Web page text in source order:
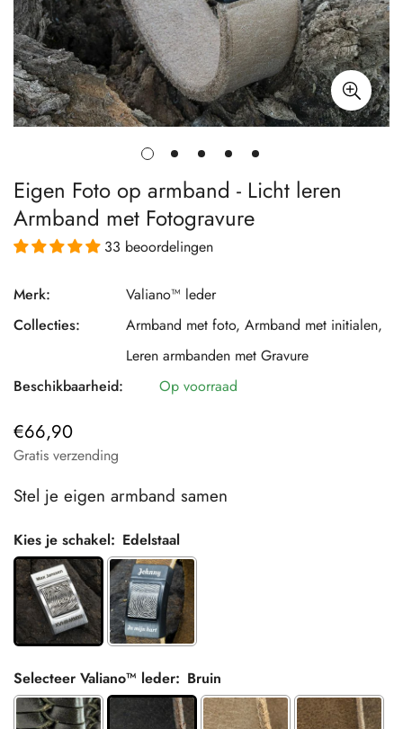
Eigen Foto op armband - Licht leren
Armband met Fotogravure
33 beoordelingen
Merk:
Valiano™ leder
Collecties:
Armband met foto, Armband met initialen,
Leren armbanden met Gravure
Beschikbaarheid:
Op voorraad
Normale
prijs
€66,90
Gratis verzending
Stel je eigen armband samen
Kies je schakel: Edelstaal
Selecteer Valiano™ leder: Bruin